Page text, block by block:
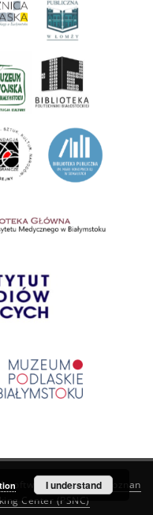
software created by
Poznan
Center (PSNC)
I understand